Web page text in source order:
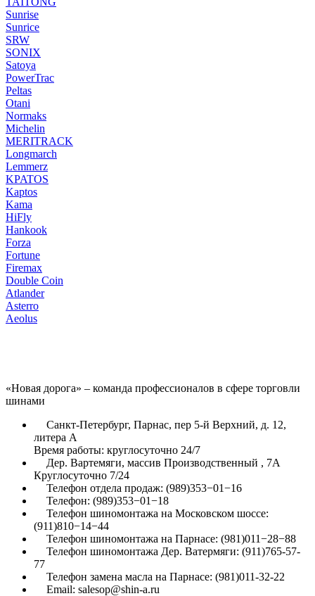
Sunrise
Sunrice
SRW
SONIX
Satoya
PowerTrac
Peltas
Otani
Normaks
Michelin
MERITRACK
Longmarch
Lemmerz
KPATOS
Kaptos
Kama
HiFly
Hankook
Forza
Fortune
Firemax
Double Coin
Atlander
Asterro
Aeolus
«Новая дорога» – команда профессионалов в сфере торговли
шинами
Санкт-Петербург, Парнас, пер 5-й Верхний, д. 12,
литера А
Время работы: круглосуточно 24/7
Дер. Вартемяги, массив Производственный , 7А
Круглосуточно 7/24
Телефон отдела продаж: (989)353−01−16
Телефон: (989)353−01−18
Телефон шиномонтажа на Московском шоссе:
(911)810−14−44
Телефон шиномонтажа на Парнасе: (981)011−28−88
Телефон шиномонтажа Дер. Ватермяги: (911)765-57-
77
Телефон замена масла на Парнасе: (981)011-32-22
Email: salesop@shin-a.ru